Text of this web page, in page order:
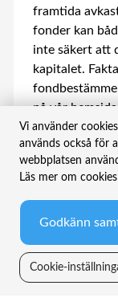
framtida
fonder kan
inte säkert att
kapitalet.
på vår
återförsäljare.
Bolaget
TIN Live
Nyheter
Vi använder
används också för
webbplatsen
Läs mer om
Cookie-
Godkänn